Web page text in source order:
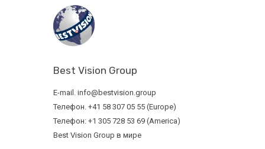
Best Vision Group
E-mail. info@bestvision.group
Телефон. +41 58 307 05 55 (Europe)
Телефон: +1 305 728 53 69 (America)
Best Vision Group в мире